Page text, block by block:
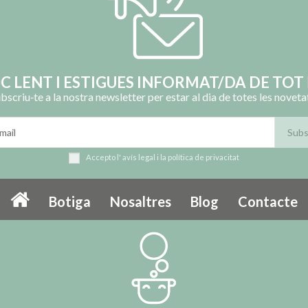
LENT I ESTIGUES INFORMAT/DA DE TOT
a la nostra newsletter per estar al dia de totes les
Accepto l' avís legal i la política de privacitat
Botiga Nosaltres Blog Contacte